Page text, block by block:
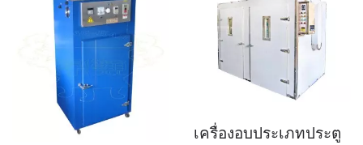
เครื่องอบประเภทประตู